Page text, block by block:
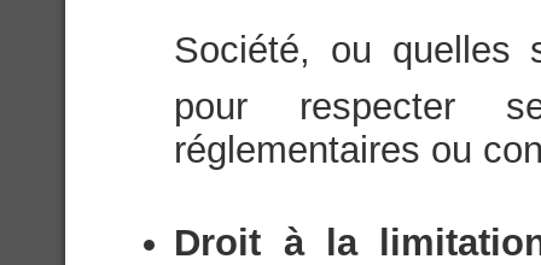
Société, ou
pour respecter
réglementaires ou
Droit à la